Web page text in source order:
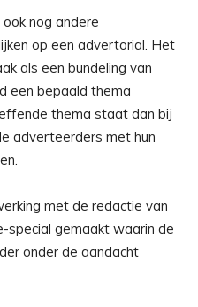
nog andere
op een advertorial. Het
als een bundeling van
een bepaald thema
thema staat dan bij
adverteerders met hun
met de redactie van
special gemaakt waarin de
onder de aandacht